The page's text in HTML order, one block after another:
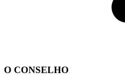
O CONSELHO